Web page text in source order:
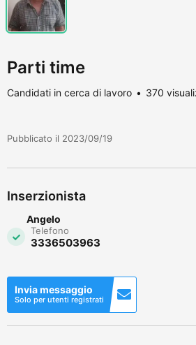
Parti time
Candidati in cerca di lavoro 370
Pubblicato il 2023/09/19
Inserzionista
Angelo
Telefono
3336503963
Invia messaggio
Solo per utenti registrati